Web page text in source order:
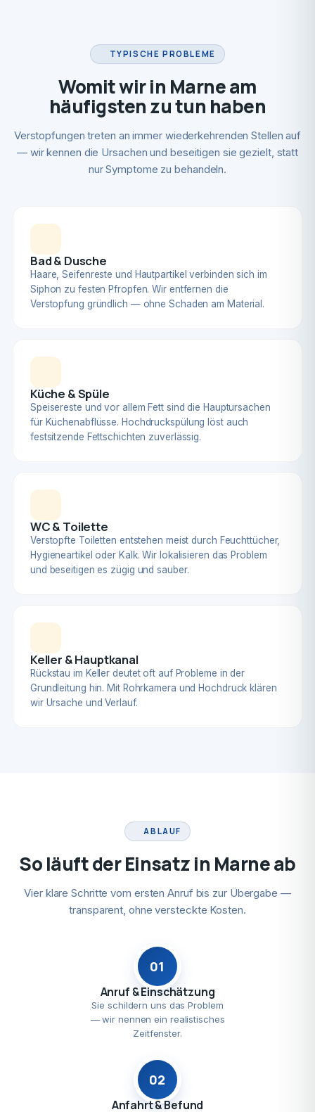
TYPISCHE PROBLEME
Womit wir in Marne am
häufigsten zu tun haben
Verstopfungen treten an immer wiederkehrenden Stellen auf
— wir kennen die Ursachen und beseitigen sie gezielt, statt
nur Symptome zu behandeln.
Bad & Dusche
Haare, Seifenreste und Hautpartikel verbinden sich im
Siphon zu festen Pfropfen. Wir entfernen die
Verstopfung gründlich — ohne Schaden am Material.
Küche & Spüle
Speisereste und vor allem Fett sind die Hauptursachen
für Küchenabflüsse. Hochdruckspülung löst auch
festsitzende Fettschichten zuverlässig.
WC & Toilette
Verstopfte Toiletten entstehen meist durch Feuchttücher,
Hygieneartikel oder Kalk. Wir lokalisieren das Problem
und beseitigen es zügig und sauber.
Keller & Hauptkanal
Rückstau im Keller deutet oft auf Probleme in der
Grundleitung hin. Mit Rohrkamera und Hochdruck klären
wir Ursache und Verlauf.
ABLAUF
So läuft der Einsatz in Marne ab
Vier klare Schritte vom ersten Anruf bis zur Übergabe —
transparent, ohne versteckte Kosten.
01
Anruf & Einschätzung
Sie schildern uns das Problem
— wir nennen ein realistisches
Zeitfenster.
02
Anfahrt & Befund